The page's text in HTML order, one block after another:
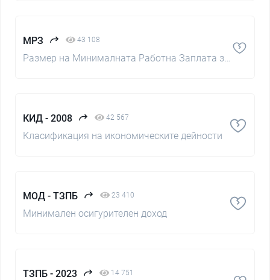
МРЗ 43 108
Размер на Минималната Работна Заплата за
КИД - 2008 42 567
Класификация на икономическите дейности
МОД - ТЗПБ 23 410
Минимален осигурителен доход
ТЗПБ - 2023 14 751